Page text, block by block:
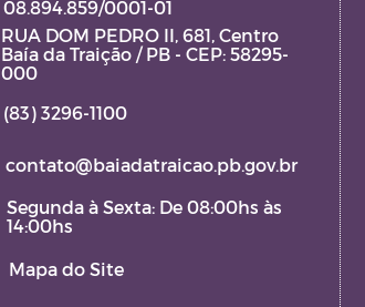
08.894.859/0001-01
RUA DOM PEDRO II, 681, Centro
Baía da Traição / PB - CEP: 58295-
000
(83) 3296-1100
contato@baiadatraicao.pb.gov.br
Segunda à Sexta: De 08:00hs às
14:00hs
Mapa do Site